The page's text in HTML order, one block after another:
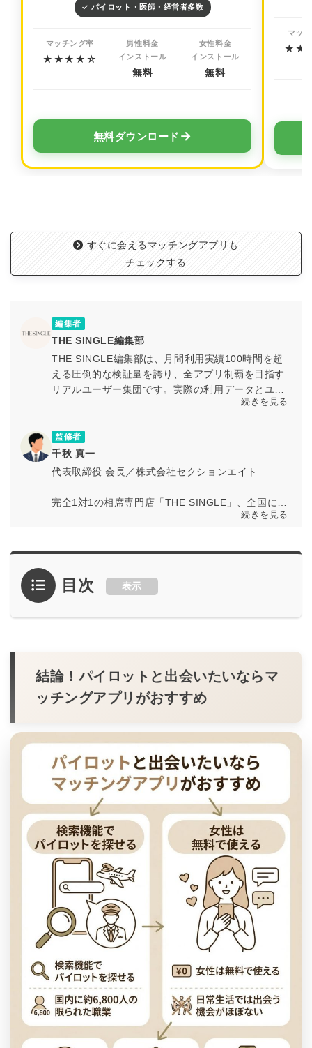
✓ パイロット・医師・経営者多数
マッチング率
★★★★☆
男性料金
インストール
無料
女性料金
インストール
無料
無料ダウンロード →
マッ
すぐに会えるマッチングアプリも
チェックする
編集者
THE SINGLE編集部
THE SINGLE編集部は、月間利用実績100時間を超
える圧倒的な検証量を誇り、全アプリ制覇を目指す
リアルユーザー集団です。実際の利用データとユー
ザー体験に基づく検証を通じて、マッチングアプリ
しています。
続きを見る
監修者
千秋 真一
代表取締役 会長／株式会社セクションエイト
完全1対1の相席専門店「THE SINGLE」、全国に店
舗を展開する「相席屋」、お酒もスポーツも無限に
出会いのテーマにした事業を展開する株式会社セク
多様な出会いの形を創出し、誰もが自然に人とつな
クスタンド
続きを見る
目次 表示
結論！パイロットと出会いたいならマ
ッチングアプリがおすすめ